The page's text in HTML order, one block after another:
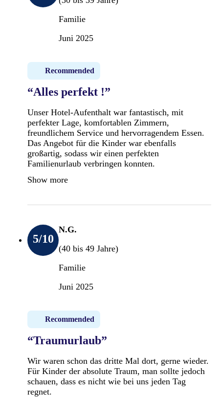
Familie
Juni 2025
Recommended
“Alles perfekt !”
Unser Hotel-Aufenthalt war fantastisch, mit
perfekter Lage, komfortablen Zimmern,
freundlichem Service und hervorragendem Essen.
Das Angebot für die Kinder war ebenfalls
großartig, sodass wir einen perfekten
Familienurlaub verbringen konnten.
Show more
5/10
N.G.
(40 bis 49 Jahre)
Familie
Juni 2025
Recommended
“Traumurlaub”
Wir waren schon das dritte Mal dort, gerne wieder.
Für Kinder der absolute Traum, man sollte jedoch
schauen, dass es nicht wie bei uns jeden Tag
regnet.